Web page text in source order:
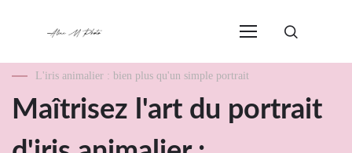
L'iris animalier : bien plus qu'un simple portrait
Maîtrisez l'art du portrait